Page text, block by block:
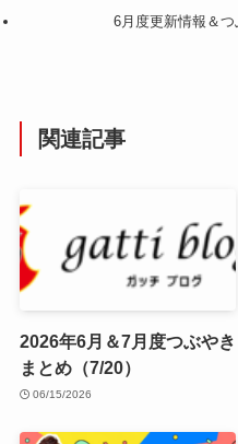
6月度更新情報＆つ
関連記事
2026年6月＆7月度つぶやき
まとめ（7/20）
06/15/2026